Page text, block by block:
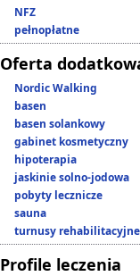
NFZ
pełnopłatne
Oferta
Nordic Walking
basen
basen solankowy
gabinet kosmetyczny
hipoterapia
jaskinie solno-jodowa
pobyty lecznicze
sauna
turnusy rehabilitacyjne
Profile leczenia